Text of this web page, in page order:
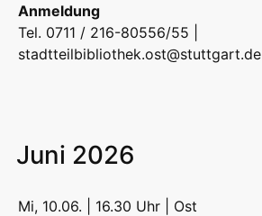
Anmeldung
Tel. 0711 / 216-80556/55 |
stadtteilbibliothek.ost@stuttgart.de
Juni 2026
Mi, 10.06. | 16.30 Uhr | Ost